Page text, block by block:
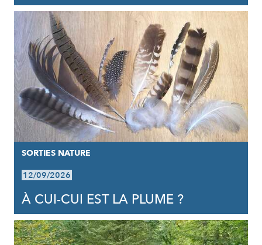
SORTIES NATURE
12/09/2026
À CUI-CUI EST LA PLUME ?